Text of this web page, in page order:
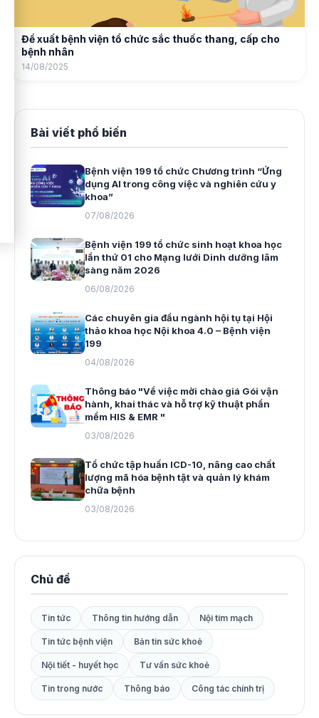
Đề xuất bệnh viện tổ chức sắc thuốc thang, cấp cho
bệnh nhân
14/08/2025
Bài viết phổ biến
Bệnh viện 199 tổ chức Chương trình “Ứng
dụng AI trong công việc và nghiên cứu y
khoa”
07/08/2026
Bệnh viện 199 tổ chức sinh hoạt khoa học
lần thứ 01 cho Mạng lưới Dinh dưỡng lâm
sàng năm 2026
06/08/2026
Các chuyên gia đầu ngành hội tụ tại Hội
thảo khoa học Nội khoa 4.0 – Bệnh viện
199
04/08/2026
Thông báo "Về việc mời chào giá Gói vận
hành, khai thác và hỗ trợ kỹ thuật phần
mềm HIS & EMR "
03/08/2026
Tổ chức tập huấn ICD-10, nâng cao chất
lượng mã hóa bệnh tật và quản lý khám
chữa bệnh
03/08/2026
Chủ đề
Tin tức Thông tin hướng dẫn Nội tim mạch
Tin tức bệnh viện Bản tin sức khoẻ
Nội tiết - huyết học Tư vấn sức khoẻ
Tin trong nước Thông báo Công tác chính trị